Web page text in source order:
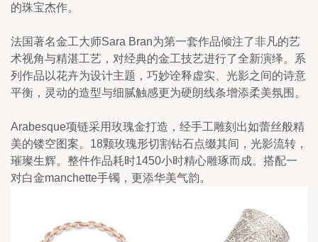
的珠宝杰作。
法国著名金工大师Sara Bran为第一套作品倾注了非凡的艺
术视角与精湛工艺，对经典的金工技艺进行了全新演绎。系
列作品以花卉为设计主题，巧妙诠释虚实、光影之间的诗意
平衡，灵动的造型与细腻触感更为硬朗线条增添柔美氛围。
Arabesque项链采用玫瑰金打造，经手工雕刻出如蕾丝般精
美的镂空图案。18颗玫瑰形切割钻石点缀其间，光影流转，
璀璨生辉。整件作品耗时1450小时精心雕琢而成。搭配一
对白金manchette手镯，更添华美气韵。